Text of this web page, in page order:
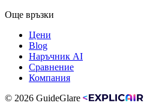
Още връзки
Цени
Blog
Наръчник AI
Сравнение
Компания
© 2026 GuideGlare